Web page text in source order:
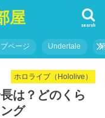
屋 search
ページ Undertale
ホロライブ（Hololive）
は？どのくら
グ